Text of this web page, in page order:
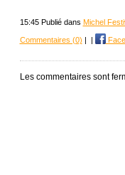
15:45 Publié dans Michel
Commentaires (0) | |
Les commentaires sont